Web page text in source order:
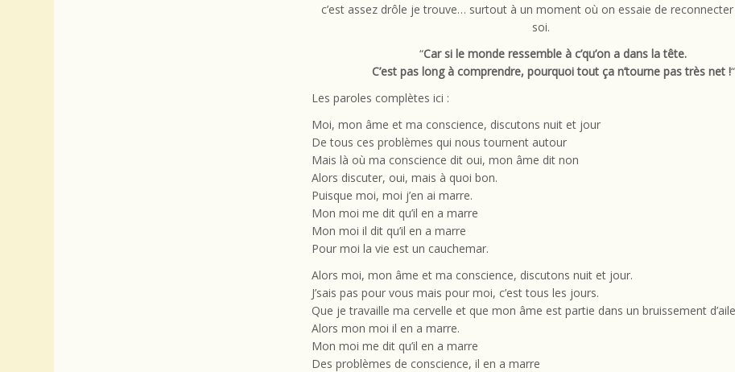
c’est assez drôle je trouve… surtout à un moment où on essaie de
soi.
“Car si le monde ressemble à c’qu’on a dans la tête.
C’est pas long à comprendre, pourquoi tout ça n’tourne pas très net !“
Les paroles complètes ici :
Moi, mon âme et ma conscience, discutons nuit et jour
De tous ces problèmes qui nous tournent autour
Mais là où ma conscience dit oui, mon âme dit non
Alors discuter, oui, mais à quoi bon.
Puisque moi, moi j’en ai marre.
Mon moi me dit qu’il en a marre
Mon moi il dit qu’il en a marre
Pour moi la vie est un cauchemar.
Alors moi, mon âme et ma conscience, discutons nuit et jour.
J’sais pas pour vous mais pour moi, c’est tous les jours.
Que je travaille ma cervelle et que mon âme est partie dans un bruissement
Alors mon moi il en a marre.
Mon moi me dit qu’il en a marre
Des problèmes de conscience, il en a marre